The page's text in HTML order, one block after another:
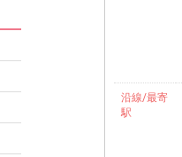
沿線/最寄
駅